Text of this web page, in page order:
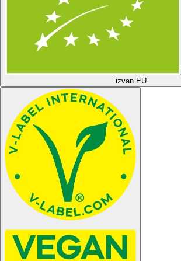
izvan EU